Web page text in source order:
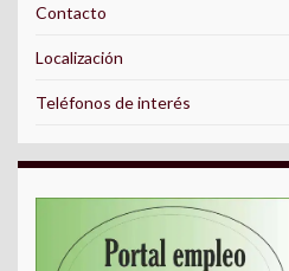
Contacto
Localización
Teléfonos de interés